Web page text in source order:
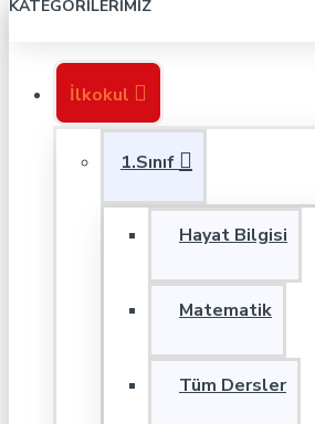
KATEGORILERIMIZ
İlkokul
1.Sınıf
Hayat Bilgisi
Matematik
Tüm Dersler